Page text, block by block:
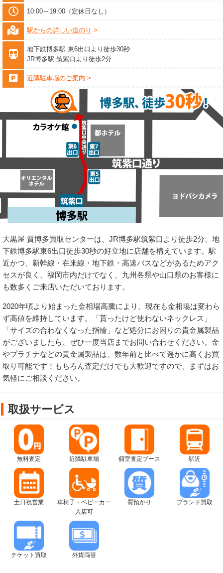
10:00～19:00（定休日なし）
駅からの詳しい道のり
地下鉄博多駅 東6出口より徒歩30秒
JR博多駅 筑紫口より徒歩2分
近隣駐車場のご案内
大黒屋 質博多買取センターは、JR博多駅筑紫口より徒歩2分、地
下鉄博多駅東6出口徒歩30秒の好立地に店舗を構えています。駅
近かつ、新幹線・在来線・地下鉄・高速バスなどがあるためアク
セスが良く、福岡市内だけでなく、九州各県や山口県のお客様に
も数多くご来店いただいております。
2020年頃より始まった金相場高騰により、現在も金相場は変わら
ず高値を維持しています。「貰ったけど使わないネックレス」
「サイズの合わなくなった指輪」など処分にお困りの貴金属製品
がございましたら、ぜひ一度当店までお問い合わせください。金
やプラチナなどの貴金属製品は、数年前と比べて遥かに高くお買
取り可能です！もちろん査定だけでも大歓迎ですので、まずはお
気軽にご相談ください。
取扱サービス
無料査定 近隣駐車場 個室査定ブース 駅近
土日祝営業
車椅子・ベビーカー
入店可
質預かり ブランド買取
チケット買取 外貨両替